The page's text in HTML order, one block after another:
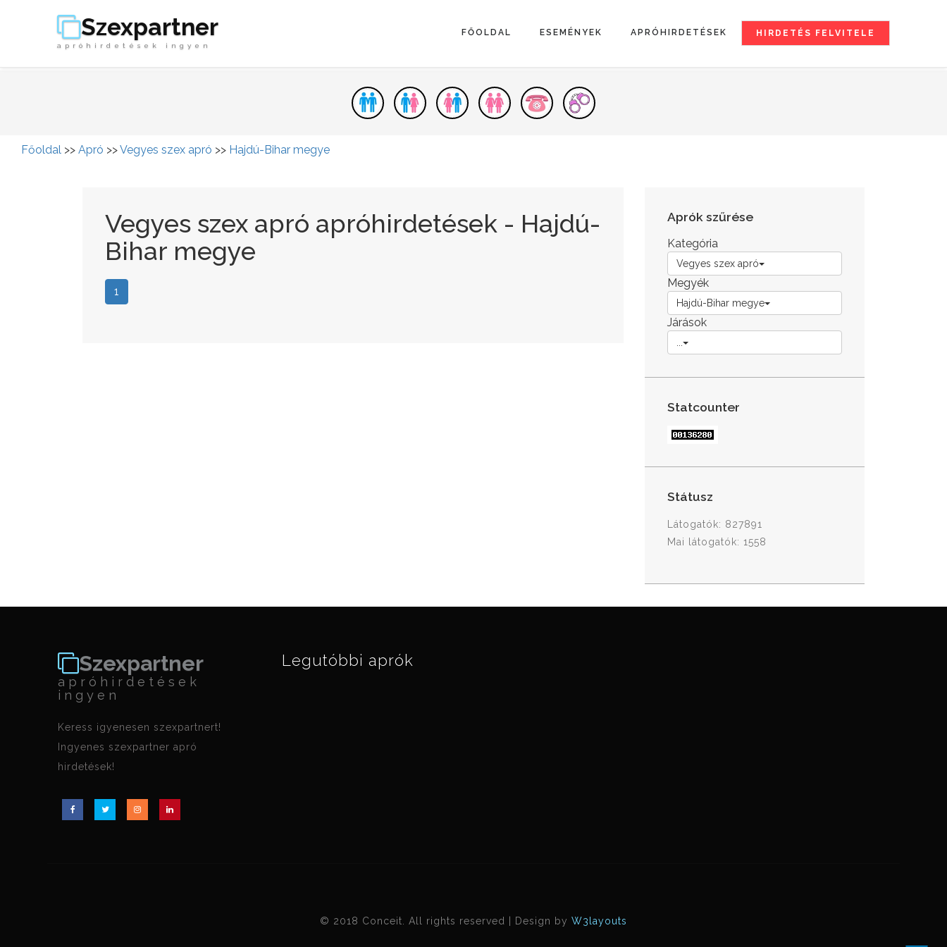
Szexpartner
apróhirdetések ingyen
HIRDETÉS FELVITELE
FŐOLDAL ESEMÉNYEK APRÓHIRDETÉSEK
Főoldal >> Apró >>Vegyes szex apró >> Hajdú-Bihar megye
Vegyes szex apró apróhirdetések - Hajdú-
Bihar megye
1
Aprók szűrése
Kategória
Vegyes szex apró
Megyék
Hajdú-Bihar megye
Járások
Statcounter
Státusz
Látogatók: 827891
Mai látogatók: 1558
Szexpartner
apróhirdetések
ingyen
Keress igyenesen szexpartnert!
Ingyenes szexpartner apró
hirdetések!
Legutóbbi aprók
© 2018 Conceit. All rights reserved | Design by W3layouts